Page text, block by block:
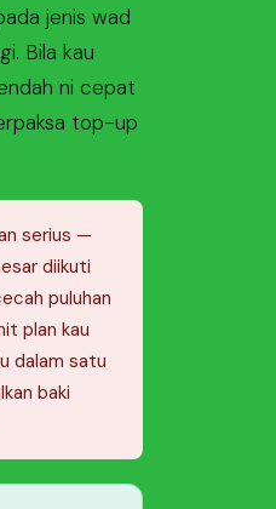
jenis wad
Bila kau
ni cepat
top-up
serius —
diikuti
puluhan
plan kau
dalam satu
baki